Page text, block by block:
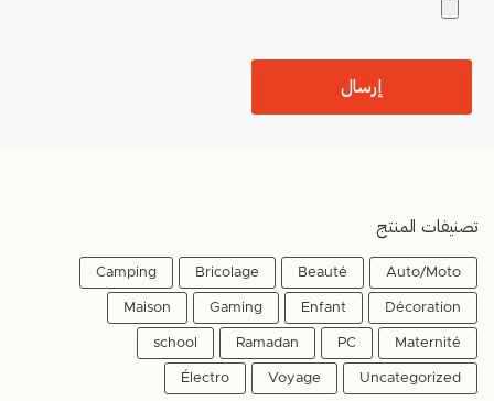
تصنيفات المنتج
Auto/Moto
Beauté
Bricolage
Camping
Décoration
Enfant
Gaming
Maison
Maternité
PC
Ramadan
school
Uncategorized
Voyage
Électro